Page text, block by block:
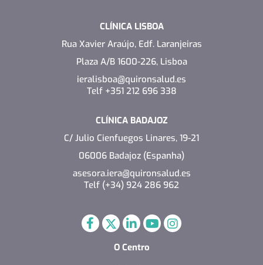
CLÍNICA LISBOA
Rua Xavier Araújo, Edf. Laranjeiras
Plaza A/B 1600-226, Lisboa
ieralisboa@quironsalud.es
Telf +351 212 696 338
CLÍNICA BADAJOZ
C/ Julio Cienfuegos Linares, 19-21
06006 Badajoz (Espanha)
asesora.iera@quironsalud.es
Telf (+34) 924 286 962
O Centro